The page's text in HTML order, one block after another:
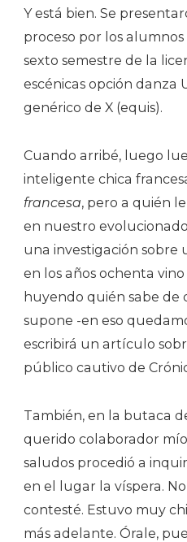
Y está bien. Se
proceso por los
sexto semestre de la
escénicas opción danza
genérico de X (equis).
Cuando arribé, luego
inteligente chica
francesa, pero a quién
en nuestro
una investigación
en los años ochenta
huyendo quién sabe de
supone -en eso
escribirá un artículo
público cautivo de
También, en la butaca
querido colaborador
saludos procedió a
en el lugar la víspera.
contesté. Estuvo muy
más adelante. Órale,